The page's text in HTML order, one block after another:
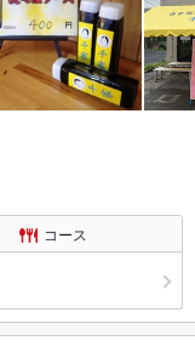
コース